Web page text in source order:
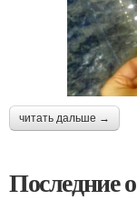
читать дальше →
Последние